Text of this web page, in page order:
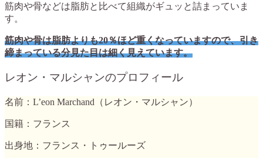
筋肉や骨などは脂肪と比べて組織がギュッと詰まっていま
す。
筋肉や骨は脂肪よりも20％ほど重くなっていますので、引き
締まっている分見た目は細く見えています。
レオン・マルシャンのプロフィール
名前：L’eon Marchand（レオン・マルシャン）
国籍：フランス
出身地：フランス・トゥールーズ